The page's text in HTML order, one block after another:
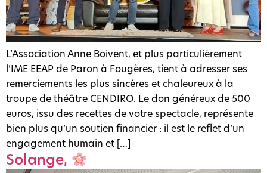
L’Association Anne Boivent, et plus particulièrement
l’IME EEAP de Paron à Fougères, tient à adresser ses
remerciements les plus sincères et chaleureux à la
troupe de théâtre CENDIRO. Le don généreux de 500
euros, issu des recettes de votre spectacle, représente
bien plus qu’un soutien financier : il est le reflet d’un
engagement humain et […]
Solange,